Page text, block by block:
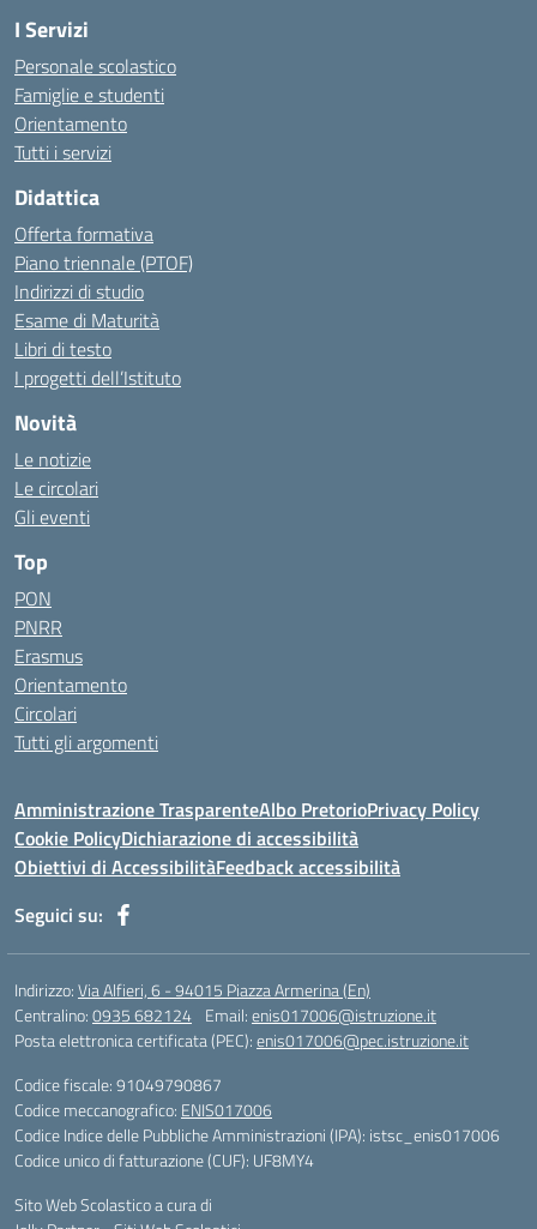
I Servizi
Personale scolastico
Famiglie e studenti
Orientamento
Tutti i servizi
Didattica
Offerta formativa
Piano triennale (PTOF)
Indirizzi di studio
Esame di Maturità
Libri di testo
I progetti dell’Istituto
Novità
Le notizie
Le circolari
Gli eventi
Top
PON
PNRR
Erasmus
Orientamento
Circolari
Tutti gli argomenti
Amministrazione TrasparenteAlbo PretorioPrivacy Policy
Cookie PolicyDichiarazione di accessibilità
Obiettivi di AccessibilitàFeedback accessibilità
Seguici su:
Indirizzo:Via Alfieri, 6 - 94015 Piazza Armerina (En)
Centralino:0935 682124 Email:enis017006@istruzione.it
Posta elettronica certificata (PEC):enis017006@pec.istruzione.it
Codice fiscale: 91049790867
Codice meccanografico: ENIS017006
Codice Indice delle Pubbliche Amministrazioni (IPA): istsc_enis017006
Codice unico di fatturazione (CUF): UF8MY4
Sito Web Scolastico a cura di